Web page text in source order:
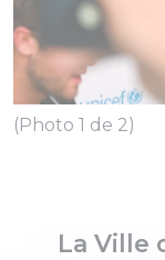
(Photo 1 de 2)
La Ville